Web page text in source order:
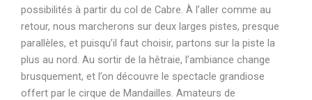
possibilités à partir du col de Cabre. À l’aller comme au
retour, nous marcherons sur deux larges pistes, presque
parallèles, et puisqu’il faut choisir, partons sur la piste la
plus au nord. Au sortir de la hêtraie, l’ambiance change
brusquement, et l’on découvre le spectacle grandiose
offert par le cirque de Mandailles. Amateurs de